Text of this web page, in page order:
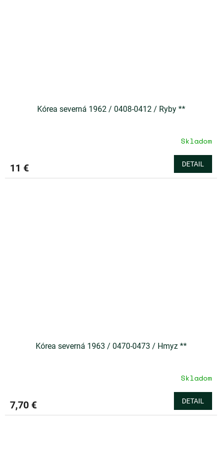
Kórea severná 1962 / 0408-0412 / Ryby **
Skladom
11 € DETAIL
Kórea severná 1963 / 0470-0473 / Hmyz **
Skladom
7,70 € DETAIL